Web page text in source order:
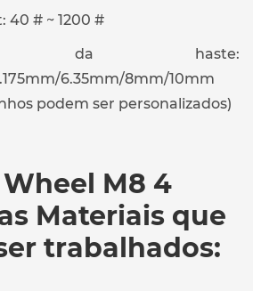
40 # ~ 1200 #
da haste:
6.35mm/8mm/10mm
podem ser personalizados)
M8 4
Materiais que
trabalhados: